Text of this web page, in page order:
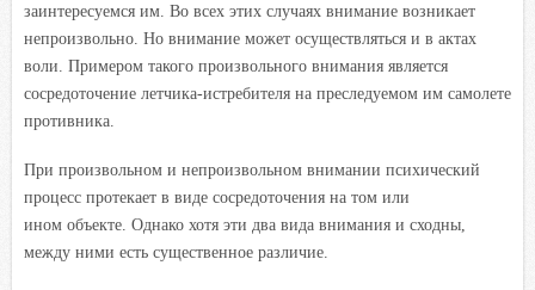
заинтересуемся им. Во всех этих случаях внимание возникает
непроизвольно. Но внимание может осуществляться и в актах
воли. Примером такого произвольного внимания является
сосредоточение летчика-истребителя на преследуемом им самолете
противника.
При произвольном и непроизвольном внимании психический
процесс протекает в виде сосредоточения на том или
ином объекте. Однако хотя эти два вида внимания и сходны,
между ними есть существенное различие.